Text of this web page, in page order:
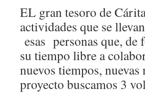
EL gran tesoro de
actividades que se
esas personas que, de
su tiempo libre a
nuevos tiempos, nuevas
proyecto buscamos 3